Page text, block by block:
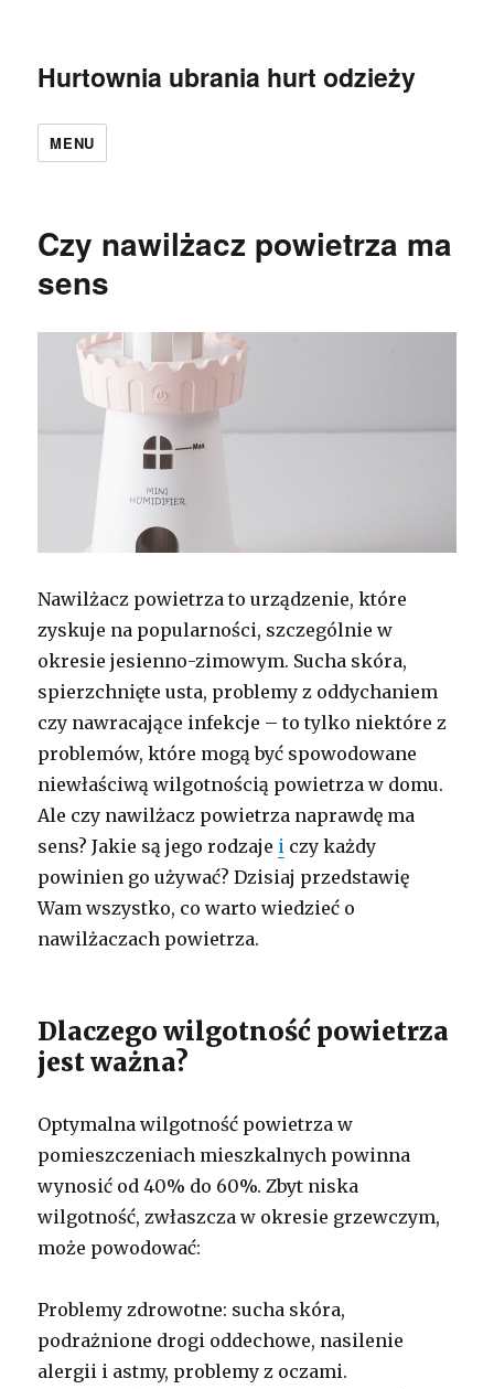
Hurtownia ubrania hurt odzieży
MENU
Czy nawilżacz powietrza ma
sens
Nawilżacz powietrza to urządzenie, które
zyskuje na popularności, szczególnie w
okresie jesienno-zimowym. Sucha skóra,
spierzchnięte usta, problemy z oddychaniem
czy nawracające infekcje – to tylko niektóre z
problemów, które mogą być spowodowane
niewłaściwą wilgotnością powietrza w domu.
Ale czy nawilżacz powietrza naprawdę ma
sens? Jakie są jego rodzaje i czy każdy
powinien go używać? Dzisiaj przedstawię
Wam wszystko, co warto wiedzieć o
nawilżaczach powietrza.
Dlaczego wilgotność powietrza
jest ważna?
Optymalna wilgotność powietrza w
pomieszczeniach mieszkalnych powinna
wynosić od 40% do 60%. Zbyt niska
wilgotność, zwłaszcza w okresie grzewczym,
może powodować:
Problemy zdrowotne: sucha skóra,
podrażnione drogi oddechowe, nasilenie
alergii i astmy, problemy z oczami.